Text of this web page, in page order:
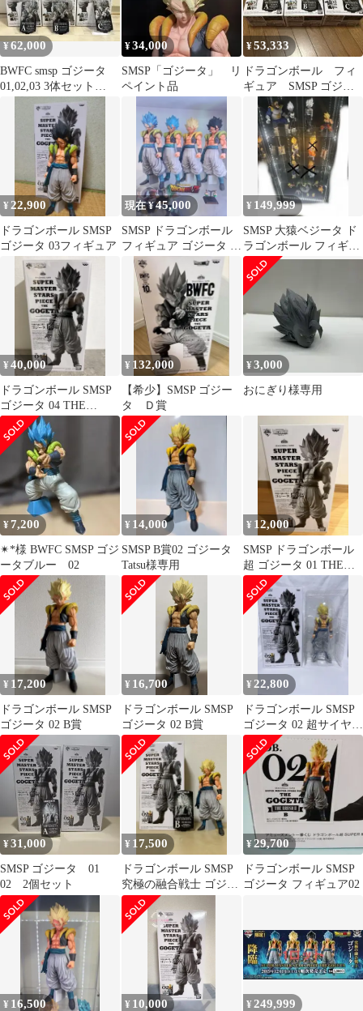
¥62,000
BWFC smsp ゴジータ
01,02,03 3体セット
「半券付き」
¥34,000
SMSP「ゴジータ」 リ
ペイント品
¥53,333
ドラゴンボール フィ
ギュア SMSP ゴジー
¥ 22,900
ドラゴンボール SMSP
ゴジータ 03フィギュア
現在 ¥45,000
SMSP ドラゴンボール
フィギュア ゴジータ 4
体セット
¥ 149,999
SMSP 大猿ベジータ ド
ラゴンボール フィギュ
ア まとめ売り 引退品
¥40,000
ドラゴンボール SMSP
ゴジータ 04 THE
BRUSH
¥ 132,000
【希少】SMSP ゴジー
タ Ｄ賞
¥3,000
おにぎり様専用
¥ 7,200
✴*︎様 BWFC SMSP ゴジ
ータブルー 02
¥ 14,000
SMSP B賞02 ゴジータ
Tatsu様専用
¥ 12,000
SMSP ドラゴンボール
超 ゴジータ 01 THE
BRUSH
¥ 17,200
ドラゴンボール SMSP
ゴジータ 02 B賞
¥ 16,700
ドラゴンボール SMSP
ゴジータ 02 B賞
¥22,800
ドラゴンボール SMSP
ゴジータ 02 超サイヤ人
ゴジータ
¥31,000
SMSP ゴジータ 01
02 2個セット
¥ 17,500
ドラゴンボール SMSP
究極の融合戦士 ゴジー
タ 超サイヤ人 02 B賞
¥29,700
ドラゴンボール SMSP
ゴジータ フィギュア02
¥ 16,500 ¥ 10,000 ¥ 249,999